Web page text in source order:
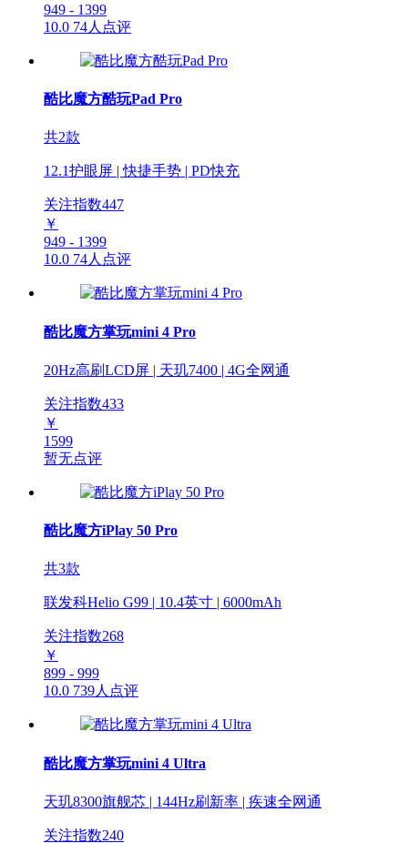
949 - 1399
10.0 74人点评
酷比魔方酷玩Pad Pro
共2款
12.1护眼屏 | 快捷手势 | PD快充
关注指数447
￥
949 - 1399
10.0 74人点评
酷比魔方掌玩mini 4 Pro
20Hz高刷LCD屏 | 天玑7400 | 4G全网通
关注指数433
￥
1599
暂无点评
酷比魔方iPlay 50 Pro
共3款
联发科Helio G99 | 10.4英寸 | 6000mAh
关注指数268
￥
899 - 999
10.0 739人点评
酷比魔方掌玩mini 4 Ultra
天玑8300旗舰芯 | 144Hz刷新率 | 疾速全网通
关注指数240